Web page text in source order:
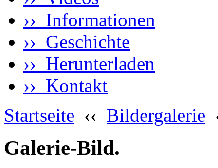
›› Informationen
›› Geschichte
›› Herunterladen
›› Kontakt
Startseite ‹‹ Bildergalerie
Galerie-Bild.